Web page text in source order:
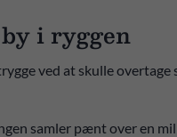
i ryggen
ved at skulle
samler pænt over en